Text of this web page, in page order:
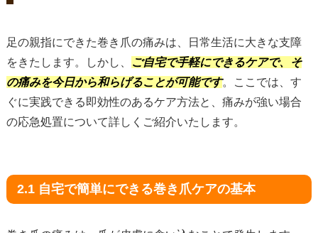
足の親指にできた巻き爪の痛みは、日常生活に大きな支障
をきたします。しかし、
ご自宅で手軽にできるケアで、そ
の痛みを今日から和らげることが可能です。ここでは、す
ぐに実践できる即効性のあるケア方法と、痛みが強い場合
の応急処置について詳しくご紹介いたします。
2.1 自宅で簡単にできる巻き爪ケアの基本